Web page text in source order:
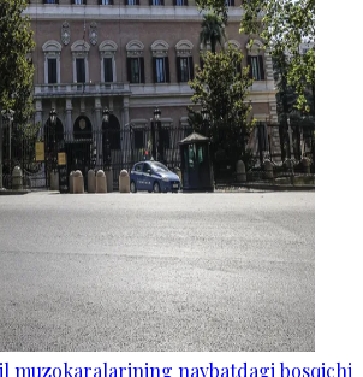
muzokaralarining navbatdagi bosqichi